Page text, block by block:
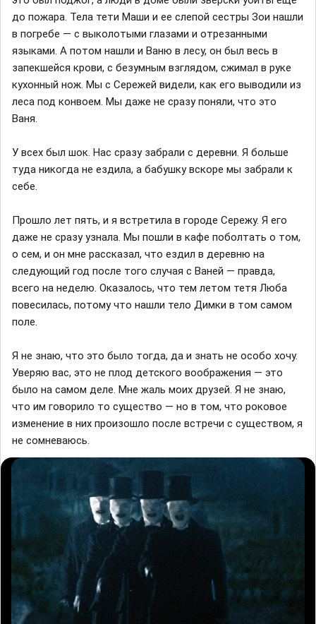
до пожара. Тела тети Маши и ее слепой сестры Зои нашли
в погребе — с выколотыми глазами и отрезанными
языками. А потом нашли и Ваню в лесу, он был весь в
запекшейся крови, с безумным взглядом, сжимал в руке
кухонный нож. Мы с Сережей видели, как его выводили из
леса под конвоем. Мы даже не сразу поняли, что это
Ваня.
У всех был шок. Нас сразу забрали с деревни. Я больше
туда никогда не ездила, а бабушку вскоре мы забрали к
себе.
Прошло лет пять, и я встретила в городе Сережу. Я его
даже не сразу узнала. Мы пошли в кафе поболтать о том,
о сем, и он мне рассказал, что ездил в деревню на
следующий год после того случая с Ваней — правда,
всего на неделю. Оказалось, что тем летом тетя Люба
повесилась, потому что нашли тело Димки в том самом
поле.
Я не знаю, что это было тогда, да и знать не особо хочу.
Уверяю вас, это не плод детского воображения — это
было на самом деле. Мне жаль моих друзей. Я не знаю,
что им говорило то существо — но в том, что роковое
изменение в них произошло после встречи с существом, я
не сомневаюсь.